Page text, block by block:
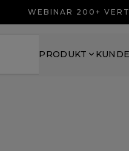
WEBINAR 200+
PRODUKT